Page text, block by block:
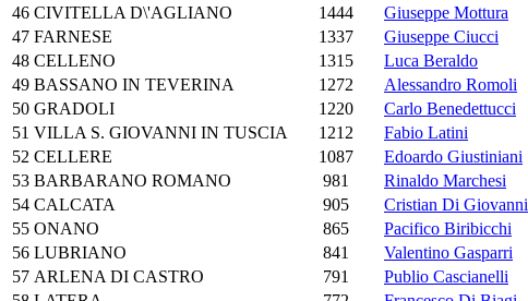
46 CIVITELLA D\'AGLIANO 1444
Giuseppe Mottura
47 FARNESE 1337
Giuseppe Ciucci
48 CELLENO 1315
Luca Beraldo
49 BASSANO IN TEVERINA 1272
Alessandro Romoli
50 GRADOLI 1220
Carlo Benedettucci
51 VILLA S. GIOVANNI IN TUSCIA 1212
Fabio Latini
52 CELLERE 1087
Edoardo Giustiniani
53 BARBARANO ROMANO 981
Rinaldo Marchesi
54 CALCATA 905
Cristian Di Giovanni
55 ONANO 865
Pacifico Biribicchi
56 LUBRIANO 841
Valentino Gasparri
57 ARLENA DI CASTRO 791
Publio Cascianelli